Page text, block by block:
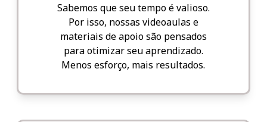
Sabemos que seu tempo é valioso.
Por isso, nossas videoaulas e
materiais de apoio são pensados
para otimizar seu aprendizado.
Menos esforço, mais resultados.